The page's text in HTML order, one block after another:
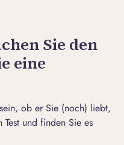
Sie den
eine
ob er Sie (noch) liebt,
und finden Sie es